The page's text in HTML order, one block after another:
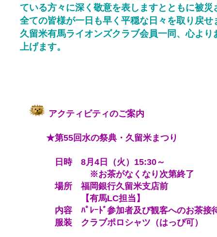
ている方々に深く敬意を表しますとともに被災
全ての皆様が一日も早く平穏な日々を取り戻せ
久留米有馬ライオンズクラブ会員一同、心より
上げます。
アクティビティのご案内
★第55回水の祭典・久留米まつり
日時 8月4日（火）15:30～
※お茶がなくなり次第終了
場所 福岡銀行久留米支店前
【有馬LC担当】
内容 ﾊﾟﾚｰﾄﾞ参加者及び観客へのお茶接
服装 クラブポロシャツ（はっぴ可）